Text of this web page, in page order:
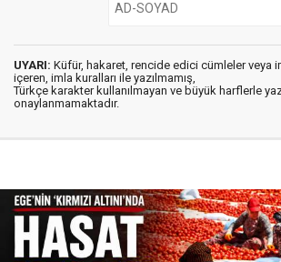
UYARI: Küfür, hakaret, rencide edici cümleler veya
içeren, imla kuralları ile yazılmamış,
Türkçe karakter kullanılmayan ve büyük harflerle
onaylanmamaktadır.